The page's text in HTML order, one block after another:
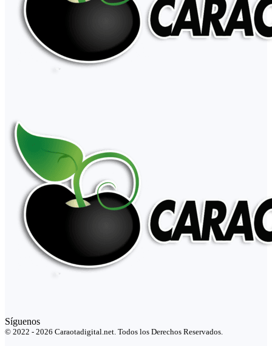
Síguenos
© 2022 - 2026 Caraotadigital.net. Todos los Derechos Reservados.